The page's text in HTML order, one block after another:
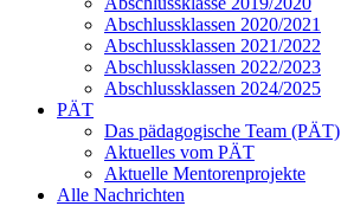
Abschlussklassen 2020/2021
Abschlussklassen 2021/2022
Abschlussklassen 2022/2023
Abschlussklassen 2024/2025
PÄT
Das pädagogische Team (PÄT)
Aktuelles vom PÄT
Aktuelle Mentorenprojekte
Alle Nachrichten